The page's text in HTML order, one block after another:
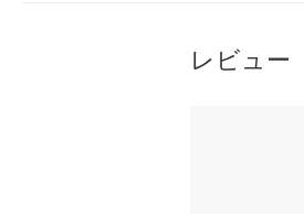
レビュー